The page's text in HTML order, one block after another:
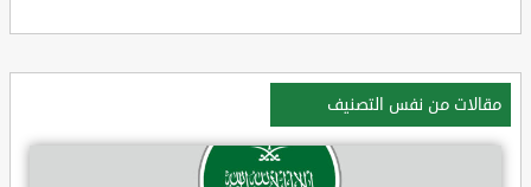
مقالات من نفس التصنيف